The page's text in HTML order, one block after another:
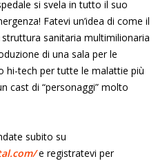
si svela in tutto il suo
Fatevi un’idea di come il
sanitaria multimilionaria
di una sala per le
hi-tech per tutte le malattie più
cast di “personaggi” molto
subito su
e registratevi per